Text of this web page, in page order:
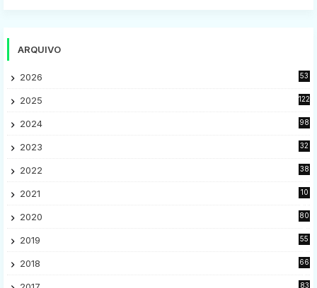
ARQUIVO
2026 53
2025 122
2024 98
2023
32
2022
38
2021
10
2020
80
2019
55
2018
66
83